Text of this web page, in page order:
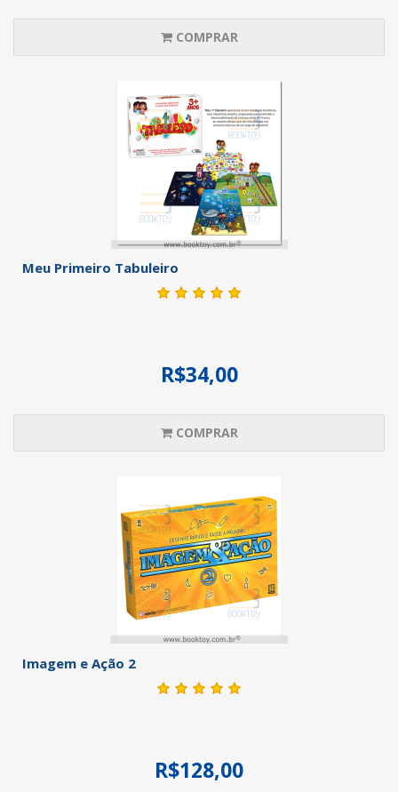
COMPRAR
Meu Primeiro Tabuleiro
R$34,00
COMPRAR
Imagem e Ação 2
R$128,00